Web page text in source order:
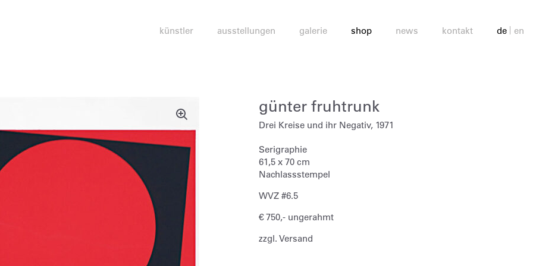
künstler ausstellungen galerie shop news kontakt de en
günter fruhtrunk
Drei Kreise und ihr Negativ, 1971
Serigraphie
61,5 x 70 cm
Nachlassstempel
WVZ #6.5
€ 750,- ungerahmt
zzgl. Versand